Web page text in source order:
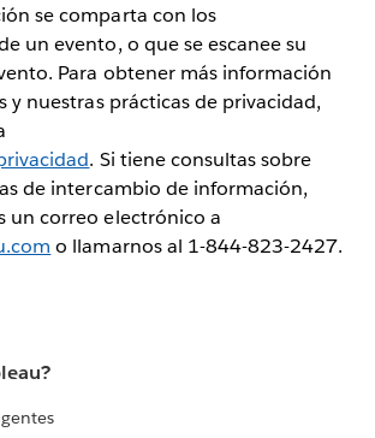
se comparta con los
un evento, o que se escanee su
Para obtener más información
y nuestras prácticas de privacidad,
. Si tiene consultas sobre
de intercambio de información,
un correo electrónico a
o llamarnos al 1-844-823-2427.